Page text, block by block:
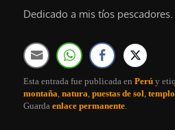
Dedicado a mis tíos pescadores.
Esta entrada fue publicada enPerú y
montaña,natura,puestas de sol,
Guardaenlace permanente.